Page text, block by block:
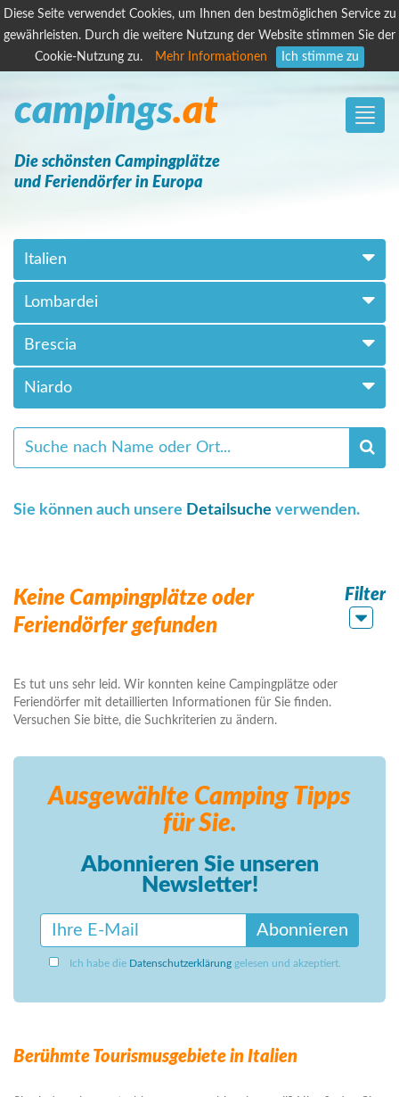
Diese Seite verwendet Cookies, um Ihnen den bestmöglichen Service zu
gewährleisten. Durch die weitere Nutzung der Website stimmen Sie der
Cookie-Nutzung zu.
Mehr Informationen Ich stimme zu
Toggle
campings.at
Die schönsten Campingplätze
und Feriendörfer in Europa
Italien
Lombardei
Brescia
Niardo
Sie können auch unsere Detailsuche verwenden.
Keine Campingplätze oder
Feriendörfer gefunden
Filter
Es tut uns sehr leid. Wir konnten keine Campingplätze oder
Feriendörfer mit detaillierten Informationen für Sie finden.
Versuchen Sie bitte, die Suchkriterien zu ändern.
Ausgewählte Camping Tipps
für Sie.
Abonnieren Sie unseren
Newsletter!
Abonnieren
Ich habe die Datenschutzerklärung gelesen und akzeptiert.
Berühmte Tourismusgebiete in Italien